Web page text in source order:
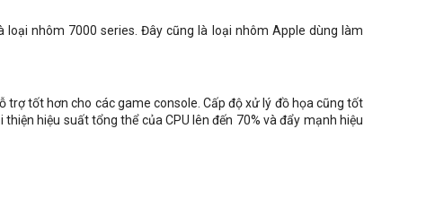
nhôm 7000 series. Đây cũng là loại nhôm Apple dùng làm
tốt hơn cho các game console. Cấp độ xử lý đồ họa cũng tốt
hiệu suất tổng thể của CPU lên đến 70% và đẩy mạnh hiệu